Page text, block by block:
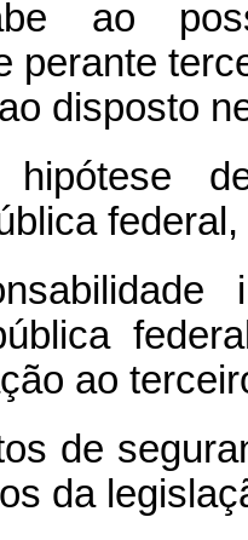
ao
perante
disposto
de
ao
de
da